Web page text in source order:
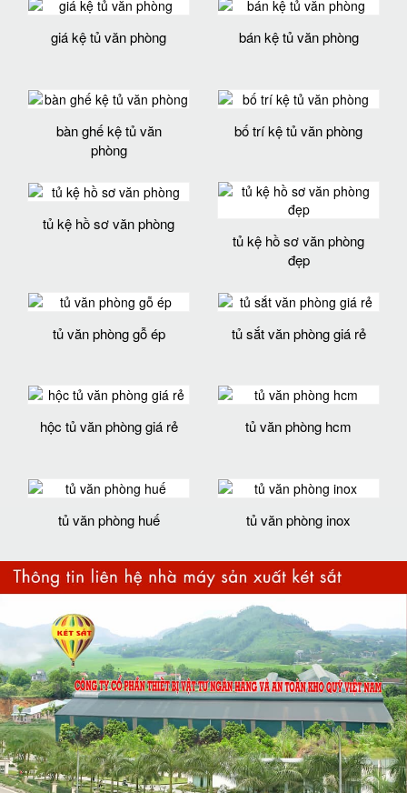
giá kệ tủ văn phòng bán kệ tủ văn phòng
bàn ghế kệ tủ văn
phòng
bố trí kệ tủ văn phòng
tủ kệ hồ sơ văn phòng
tủ kệ hồ sơ văn phòng
đẹp
tủ văn phòng gỗ ép tủ sắt văn phòng giá rẻ
hộc tủ văn phòng giá rẻ tủ văn phòng hcm
tủ văn phòng huế tủ văn phòng inox